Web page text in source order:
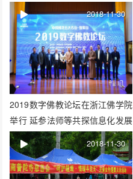
2019数字佛教论坛在浙江佛学院
举行 延参法师等共探信息化发展
与管理
2018-11-30
2018-11-30